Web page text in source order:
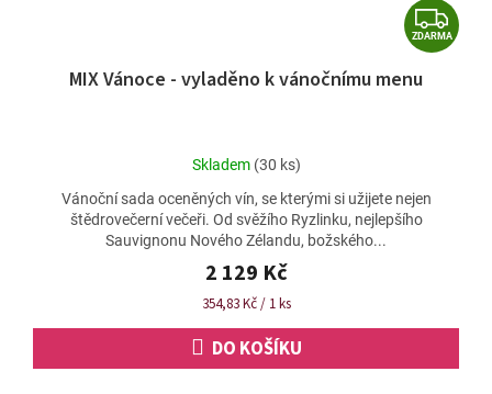
Z
D
ZDARMA
MIX Vánoce - vyladěno k vánočnímu menu
Průměrné
produktu
je
4,9
z
5
hvězdiček.
Skladem (30 ks)
2 129 Kč
Měrná
354,83 Kč / 1 ks
DO KOŠÍKU
Vánoční sada oceněných vín, se kterými si užijete nejen
štědrovečerní večeři. Od svěžího Ryzlinku, nejlepšího
Sauvignonu Nového Zélandu, božského...